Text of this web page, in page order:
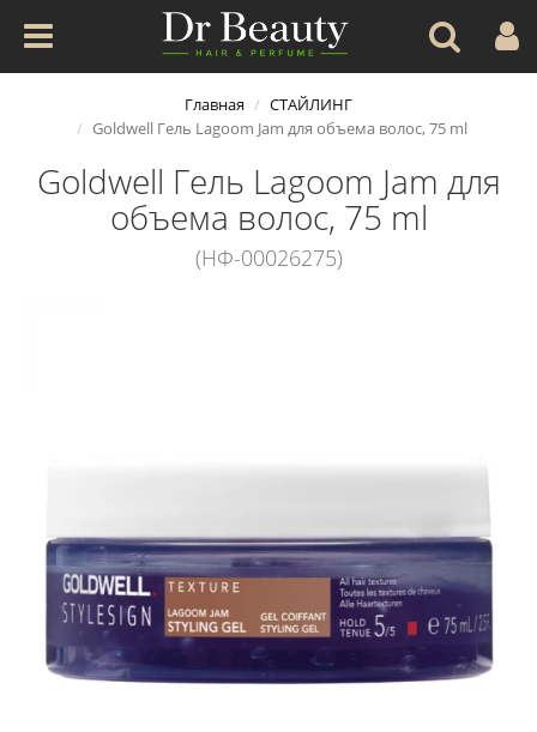
Главная
СТАЙЛИНГ
Goldwell Гель Lagoom Jam для объема волос, 75 ml
Goldwell Гель Lagoom Jam для
объема волос, 75 ml
(НФ-00026275)